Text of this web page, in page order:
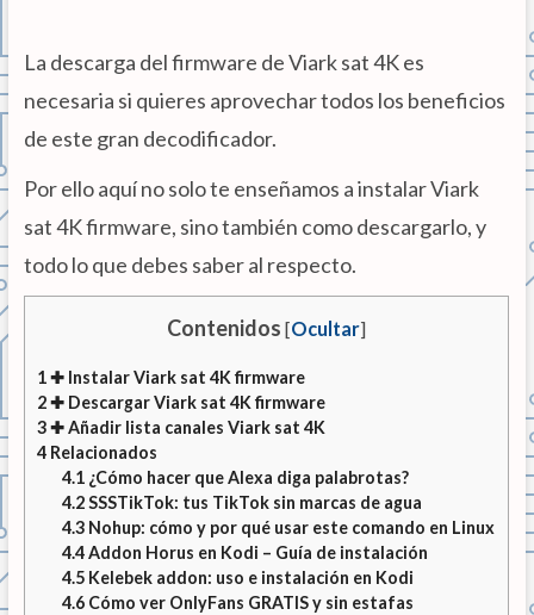
La descarga del firmware de Viark sat 4K es
necesaria si quieres aprovechar todos los beneficios
de este gran decodificador.
Por ello aquí no solo te enseñamos a instalarViark
sat 4Kfirmware, sino también comodescargarlo,y
todoloque debes saberal respecto.
Contenidos [Ocultar]
1✚ Instalar Viark sat 4K firmware
2✚ Descargar Viark sat 4K firmware
3✚ Añadir lista canales Viark sat 4K
4Relacionados
4.1 ¿Cómo hacer que Alexa diga palabrotas?
4.2SSSTikTok: tus TikTok sin marcas de agua
4.3 Nohup: cómo y por qué usar este comando en Linux
4.4Addon Horus en Kodi – Guía de instalación
4.5 Kelebek addon: uso e instalación en Kodi
4.6 Cómo ver OnlyFans GRATIS y sin estafas